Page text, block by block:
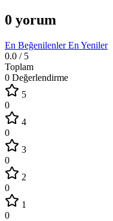
0 yorum
En BeğenilenlerEn Yeniler
0.0 / 5
Toplam
0 Değerlendirme
5
0
4
0
3
0
2
0
1
0